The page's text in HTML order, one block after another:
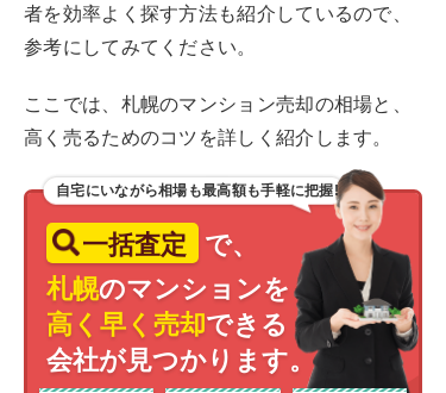
者を効率よく探す方法も紹介しているので、
参考にしてみてください。
ここでは、札幌のマンション売却の相場と、
高く売るためのコツを詳しく紹介します。
一括査定 で、
札幌のマンションを
高く早く売却できる
会社が見つかります。
自宅にいながら相場も最高額も手軽に把握!